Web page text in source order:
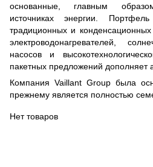
основанные, главным
источниках энергии.
традиционных и конденсационных
электроводонагревателей,
насосов и
пакетных предложений дополняет
Компания Vaillant Group была
прежнему является полностью
Нет товаров